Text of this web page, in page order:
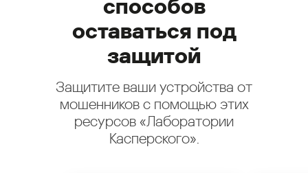
способов
оставаться под
защитой
Защитите ваши устройства от
мошенников с помощью этих
ресурсов «Лаборатории
Касперского».